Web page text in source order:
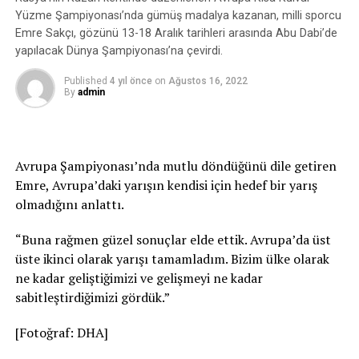
Yüzme Şampiyonası’nda gümüş madalya kazanan, milli sporcu
Emre Sakçı, gözünü 13-18 Aralık tarihleri arasında Abu Dabi’de
yapılacak Dünya Şampiyonası’na çevirdi.
Published 4 yıl önce on Ağustos 16, 2022
By admin
Avrupa Şampiyonası’nda mutlu döndüğünü dile getiren
Emre, Avrupa’daki yarışın kendisi için hedef bir yarış
olmadığını anlattı.
“Buna rağmen güzel sonuçlar elde ettik. Avrupa’da üst
üste ikinci olarak yarışı tamamladım. Bizim ülke olarak
ne kadar geliştiğimizi ve gelişmeyi ne kadar
sabitleştirdiğimizi gördük.”
[Fotoğraf: DHA]